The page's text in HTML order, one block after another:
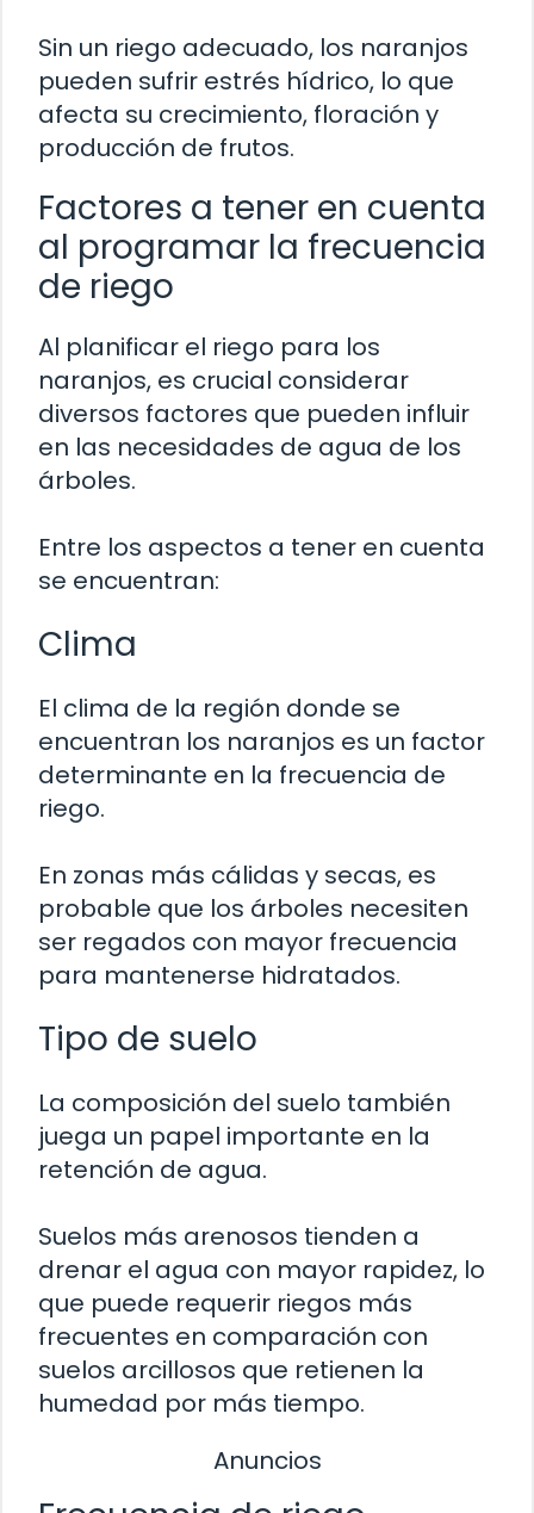
Sin un riego adecuado, los naranjos
pueden sufrir estrés hídrico, lo que
afecta su crecimiento, floración y
producción de frutos.
Factores a tener en cuenta
al programar la frecuencia
de riego
Al planificar el riego para los
naranjos, es crucial considerar
diversos factores que pueden influir
en las necesidades de agua de los
árboles.
Entre los aspectos a tener en cuenta
se encuentran:
Clima
El clima de la región donde se
encuentran los naranjos es un factor
determinante en la frecuencia de
riego.
En zonas más cálidas y secas, es
probable que los árboles necesiten
ser regados con mayor frecuencia
para mantenerse hidratados.
Tipo de suelo
La composición del suelo también
juega un papel importante en la
retención de agua.
Suelos más arenosos tienden a
drenar el agua con mayor rapidez, lo
que puede requerir riegos más
frecuentes en comparación con
suelos arcillosos que retienen la
humedad por más tiempo.
Anuncios